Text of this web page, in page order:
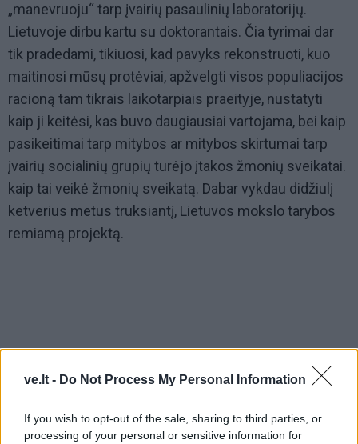
ve.lt - Do Not Process My Personal Information
If you wish to opt-out of the sale, sharing to third parties, or
processing of your personal or sensitive information for
„manevruoju“ tarp įvairių pasaulinių laboratorijų.
Lietuvoje dirbu kartu su doktorantais. Čia tyrimai dar
tik pradedami, tikiuosi, kad pavyks rekonstruoti, kuo
maitinosi mūsų protėviai, apžvelgti visos populiacijos
racioną tam tikrais laikotarpiais praeityje, nustatyti
kaip ji keitėsi, kas buvo daugiausiai vartojama, bei kaip
pasikeitimai tarp mitybos ar mitybos skirtumai tarp
įvairių socialinių grupių turėjo įtakos žmonių sveikatai.
kaip tai veikė žmonių sveikatą. Dabar vykdau didžiulį
ketverius metus truksiantį, Lietuvos mokslo tarybos
remiamą projektą.